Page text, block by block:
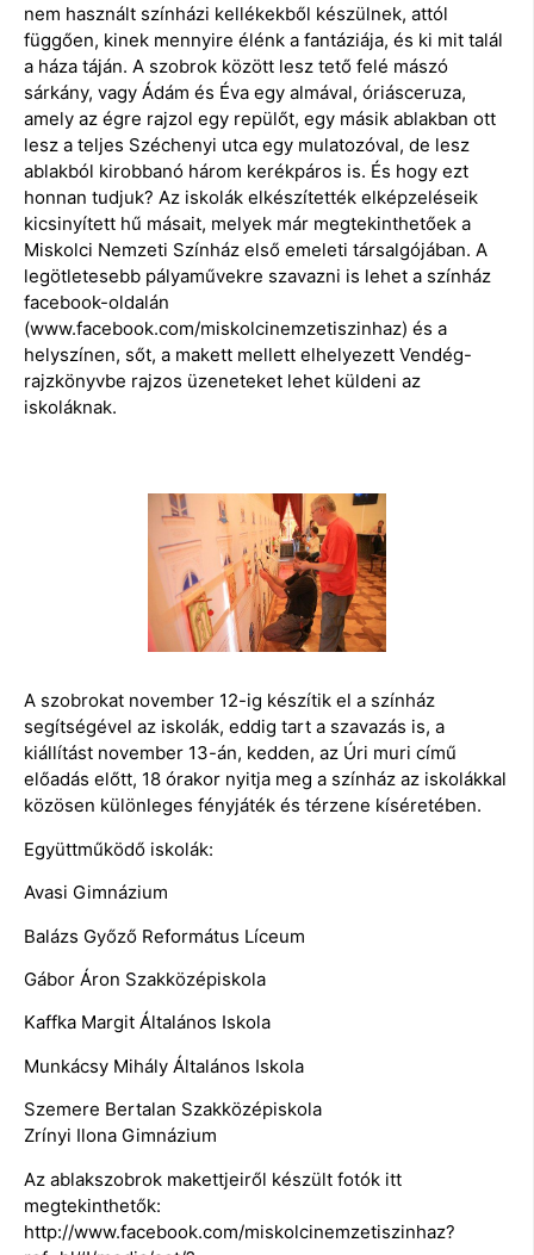
nem használt színházi kellékekből készülnek, attól
függően, kinek mennyire élénk a fantáziája, és ki mit talál
a háza táján. A szobrok között lesz tető felé mászó
sárkány, vagy Ádám és Éva egy almával, óriásceruza,
amely az égre rajzol egy repülőt, egy másik ablakban ott
lesz a teljes Széchenyi utca egy mulatozóval, de lesz
ablakból kirobbanó három kerékpáros is. És hogy ezt
honnan tudjuk? Az iskolák elkészítették elképzeléseik
kicsinyített hű másait, melyek már megtekinthetőek a
Miskolci Nemzeti Színház első emeleti társalgójában. A
legötletesebb pályaművekre szavazni is lehet a színház
facebook-oldalán
(www.facebook.com/miskolcinemzetiszinhaz) és a
helyszínen, sőt, a makett mellett elhelyezett Vendég-
rajzkönyvbe rajzos üzeneteket lehet küldeni az
iskoláknak.
A szobrokat november 12-ig készítik el a színház
segítségével az iskolák, eddig tart a szavazás is, a
kiállítást november 13-án, kedden, az Úri muri című
előadás előtt, 18 órakor nyitja meg a színház az iskolákkal
közösen különleges fényjáték és térzene kíséretében.
Együttműködő iskolák:
Avasi Gimnázium
Balázs Győző Református Líceum
Gábor Áron Szakközépiskola
Kaffka Margit Általános Iskola
Munkácsy Mihály Általános Iskola
Szemere Bertalan Szakközépiskola
Zrínyi Ilona Gimnázium
Az ablakszobrok makettjeiről készült fotók itt
megtekinthetők:
http://www.facebook.com/miskolcinemzetiszinhaz?